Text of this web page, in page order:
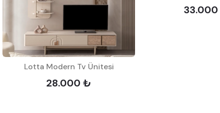
Lotta Modern Tv Ünitesi
28.000 ₺